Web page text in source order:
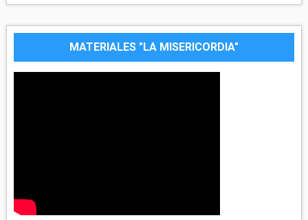
MATERIALES "LA MISERICORDIA"